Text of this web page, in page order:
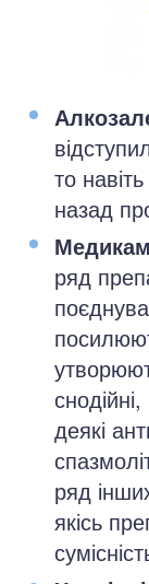
то
назад
ряд
деякі
ряд
якісь